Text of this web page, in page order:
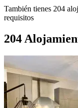
También tienes 204
requisitos
204